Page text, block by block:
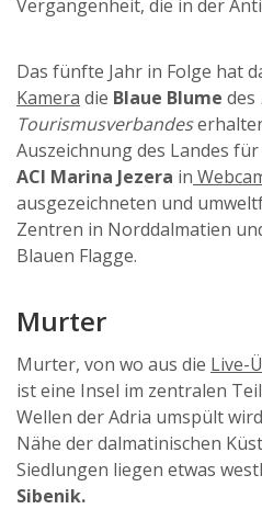
Vergangenheit, die in der
Das fünfte Jahr in Folge hat
Kamera die Blaue Blume des
Tourismusverbandes
Auszeichnung des Landes
ACI Marina Jezera in
ausgezeichneten und
Zentren in Norddalmatien
Blauen Flagge.
Murter
Murter, von wo aus die Live-
ist eine Insel im zentralen
Wellen der Adria umspült
Nähe der dalmatinischen
Siedlungen liegen etwas
Sibenik.